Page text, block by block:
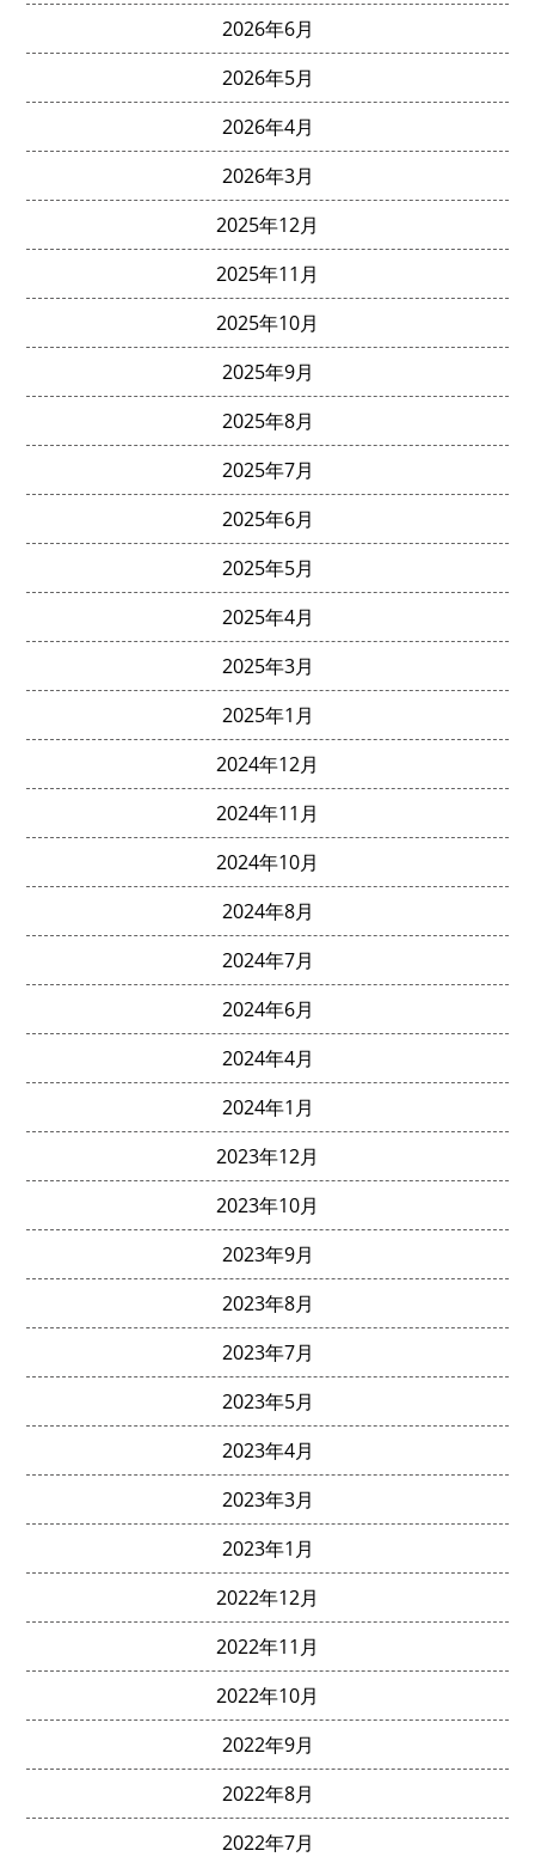
2026年6月
2026年5月
2026年4月
2026年3月
2025年12月
2025年11月
2025年10月
2025年9月
2025年8月
2025年7月
2025年6月
2025年5月
2025年4月
2025年3月
2025年1月
2024年12月
2024年11月
2024年10月
2024年8月
2024年7月
2024年6月
2024年4月
2024年1月
2023年12月
2023年10月
2023年9月
2023年8月
2023年7月
2023年5月
2023年4月
2023年3月
2023年1月
2022年12月
2022年11月
2022年10月
2022年9月
2022年8月
2022年7月